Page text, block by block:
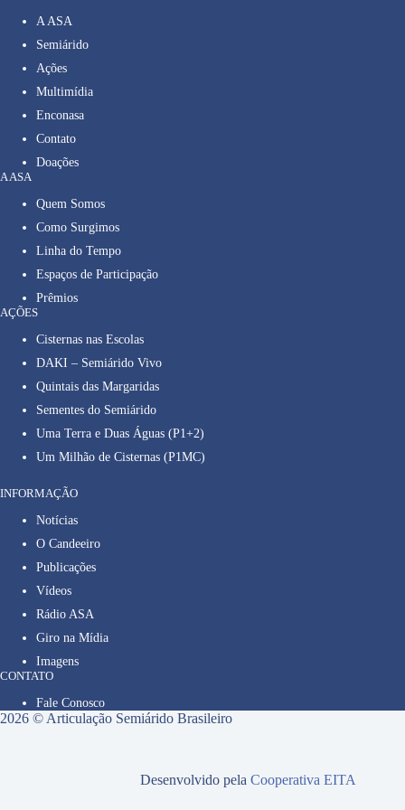
A ASA
Semiárido
Ações
Multimídia
Enconasa
Contato
Doações
A ASA
Quem Somos
Como Surgimos
Linha do Tempo
Espaços de Participação
Prêmios
AÇÕES
Cisternas nas Escolas
DAKI – Semiárido Vivo
Quintais das Margaridas
Sementes do Semiárido
Uma Terra e Duas Águas (P1+2)
Um Milhão de Cisternas (P1MC)
INFORMAÇÃO
Notícias
O Candeeiro
Publicações
Vídeos
Rádio ASA
Giro na Mídia
Imagens
CONTATO
Fale Conosco
2026 © Articulação Semiárido Brasileiro
Desenvolvido pelaCooperativa EITA